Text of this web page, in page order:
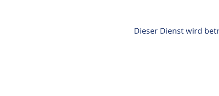
Dieser Dienst wird